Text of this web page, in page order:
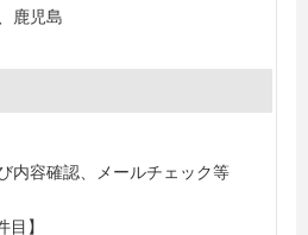
鹿児島
内容確認、メールチェック等
】